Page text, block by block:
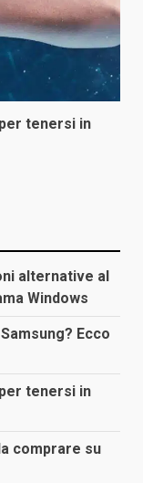
tenersi in
alternative al
Windows
Ecco
tenersi in
comprare su